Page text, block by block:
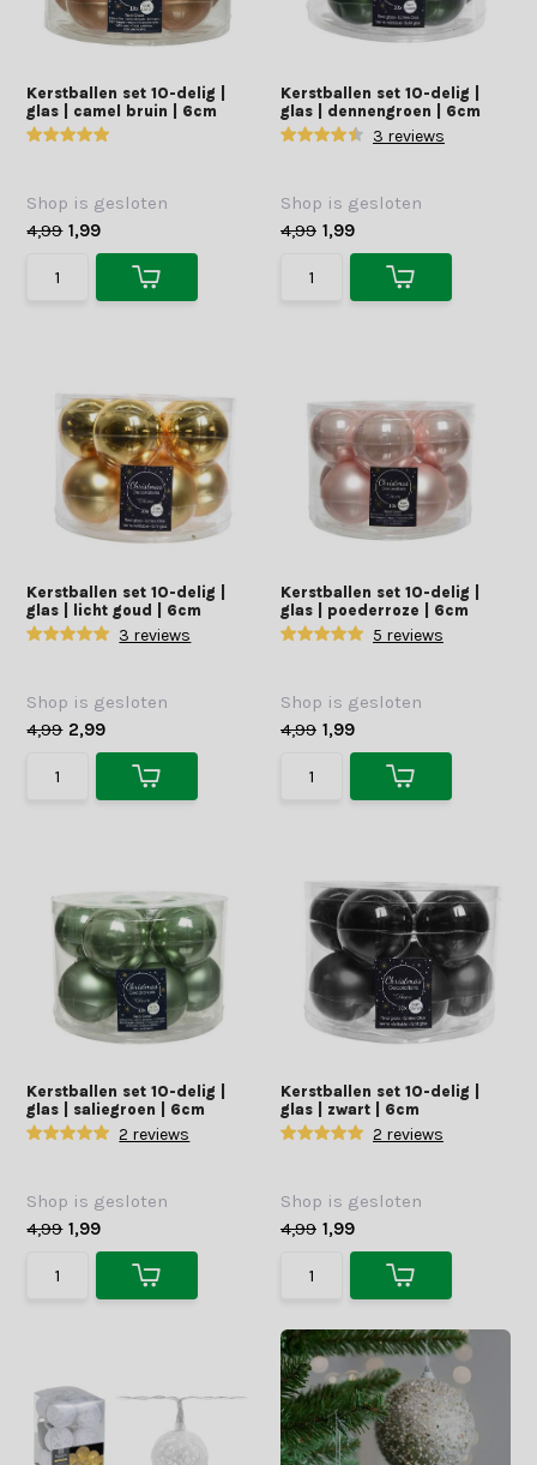
Kerstballen set 10-delig |
glas | camel bruin | 6cm
Shop is gesloten
4,99 1,99
Kerstballen set 10-delig |
glas | dennengroen | 6cm
3 reviews
Shop is gesloten
4,99 1,99
Kerstballen set 10-delig |
glas | licht goud | 6cm
3 reviews
Shop is gesloten
4,99 2,99
Kerstballen set 10-delig |
glas | poederroze | 6cm
5 reviews
Shop is gesloten
4,99 1,99
Kerstballen set 10-delig |
glas | saliegroen | 6cm
2 reviews
Shop is gesloten
4,99 1,99
Kerstballen set 10-delig |
glas | zwart | 6cm
2 reviews
Shop is gesloten
4,99 1,99